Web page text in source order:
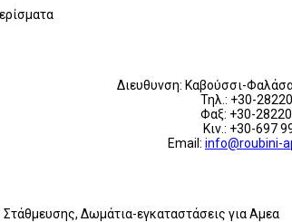
Διευθυνση: Καβούσσι-
Τηλ.: +30-
Φαξ: +30-
Κιν.: +30-697
Email: info@roubini-
Δωμάτια-εγκαταστάσεις για Αμεα